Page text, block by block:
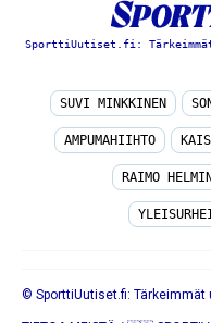
SporttiUutiset.fi:
SUVI MINKKINEN
AMPUMAHIIHTO
RAIMO
© SporttiUutiset.fi: